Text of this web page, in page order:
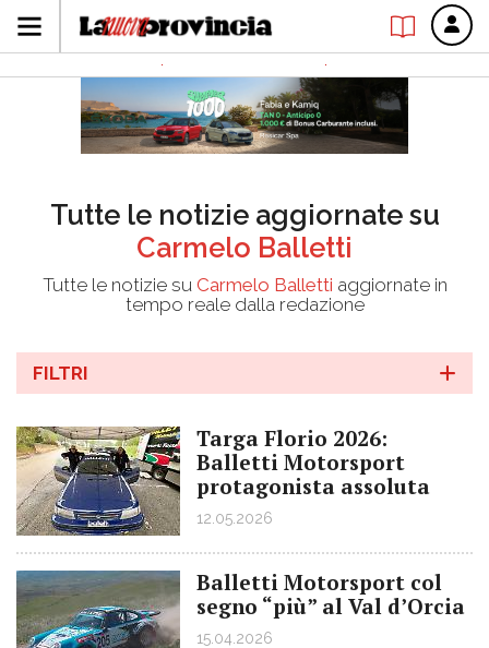
Tutte le notizie aggiornate su
Carmelo Balletti
Tutte le notizie su Carmelo Balletti aggiornate in
tempo reale dalla redazione
FILTRI
Targa Florio 2026:
Balletti Motorsport
protagonista assoluta
12.05.2026
Balletti Motorsport col
segno “più” al Val d’Orcia
15.04.2026